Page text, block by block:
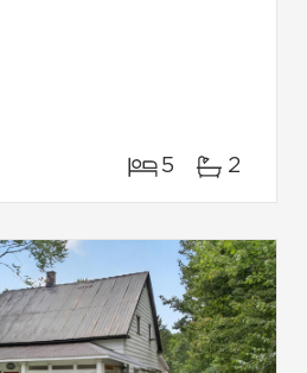
5 2